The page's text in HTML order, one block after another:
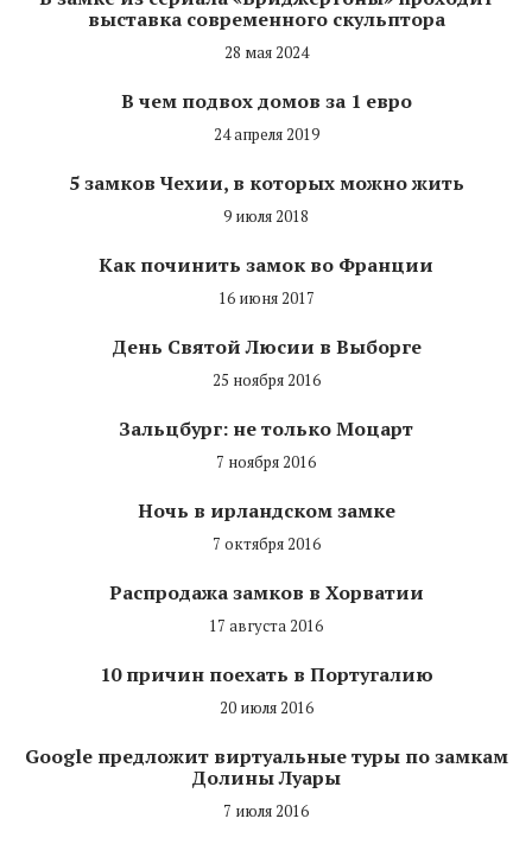
выставка современного скульптора
28 мая 2024
В чем подвох домов за 1 евро
24 апреля 2019
5 замков Чехии, в которых можно жить
9 июля 2018
Как починить замок во Франции
16 июня 2017
День Святой Люсии в Выборге
25 ноября 2016
Зальцбург: не только Моцарт
7 ноября 2016
Ночь в ирландском замке
7 октября 2016
Распродажа замков в Хорватии
17 августа 2016
10 причин поехать в Португалию
20 июля 2016
Google предложит виртуальные туры по замкам
Долины Луары
7 июля 2016